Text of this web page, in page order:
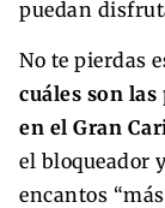
puedan
No te pierdas
cuáles son
en el Gran
el bloqueador
encantos